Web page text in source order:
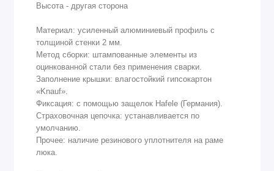
Высота - другая сторона
Материал: усиленный алюминиевый профиль с
толщиной стенки 2 мм.
Метод сборки: штампованные элементы из
оцинкованной стали без применения сварки.
Заполнение крышки: влагостойкий гипсокартон
«Knauf».
Фиксация: с помощью защелок Hafele (Германия).
Страховочная цепочка: устанавливается по
умолчанию.
Прочее: наличие резинового уплотнителя на раме
люка.